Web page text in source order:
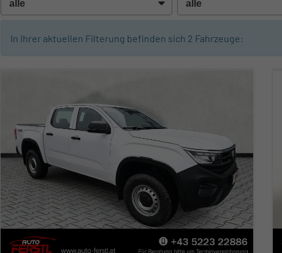
In Ihrer aktuellen Filterung befinden sich 2 Fahrzeuge: